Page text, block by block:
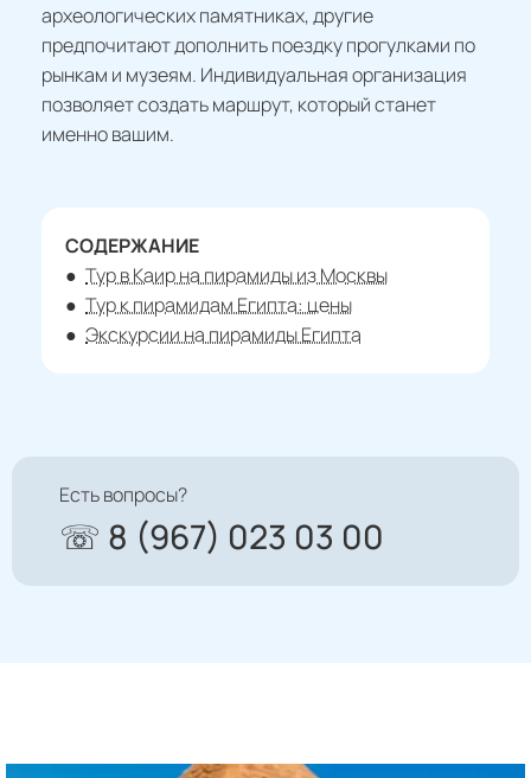
археологических памятниках, другие
предпочитают дополнить поездку прогулками по
рынкам и музеям. Индивидуальная организация
позволяет создать маршрут, который станет
именно вашим.
СОДЕРЖАНИЕ
Тур в Каир на пирамиды из Москвы
Тур к пирамидам Египта: цены
Экскурсии на пирамиды Египта
Есть вопросы?
☏ 8 (967) 023 03 00